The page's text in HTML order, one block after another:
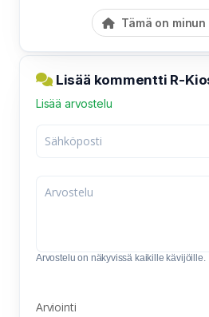
Tämä on
Lisää kommentti R-
Lisää arvostelu
Arvostelu on näkyvissä kaikille kävijöille.
Arviointi